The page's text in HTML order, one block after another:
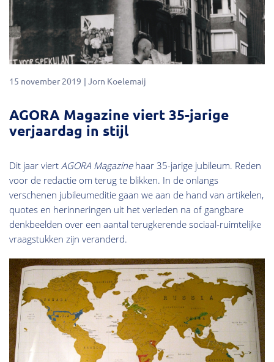
15 november 2019 Jorn Koelemaij
AGORA Magazine viert 35-jarige
verjaardag in stijl
Dit jaar viert AGORA Magazinehaar 35-jarige jubileum. Reden
voor de redactie om terug te blikken. In de onlangs
verschenen jubileumeditie gaan we aan de hand van artikelen,
quotes en herinneringen uit het verleden na of gangbare
denkbeelden over een aantal terugkerende sociaal-ruimtelijke
vraagstukken zijn veranderd.